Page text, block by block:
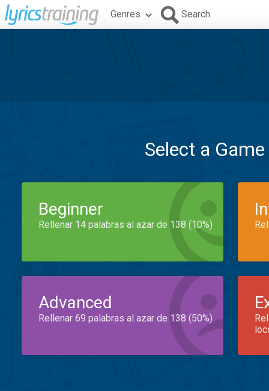
Genres Search
Select a
Beginner
Rellenar 14 palabras al azar de 138 (10%)
Advanced
Rellenar 69 palabras al azar de 138 (50%)